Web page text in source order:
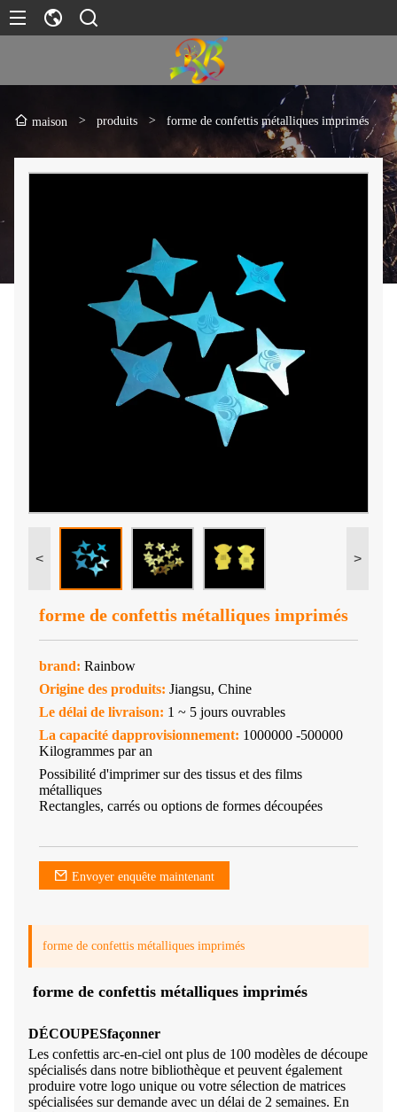
maison > produits > forme de confettis métalliques imprimés
< >
forme de confettis métalliques imprimés
brand: Rainbow
Origine des produits: Jiangsu, Chine
Le délai de livraison: 1 ~ 5 jours ouvrables
La capacité dapprovisionnement: 1000000 -500000
Kilogrammes par an
Possibilité d'imprimer sur des tissus et des films
métalliques
Rectangles, carrés ou options de formes découpées
Envoyer enquête maintenant
forme de confettis métalliques imprimés
forme de confettis métalliques imprimés
DÉCOUPESfaçonner
Les confettis arc-en-ciel ont plus de 100 modèles de découpe
spécialisés dans notre bibliothèque et peuvent également
produire votre logo unique ou votre sélection de matrices
spécialisées sur demande avec un délai de 2 semaines. En